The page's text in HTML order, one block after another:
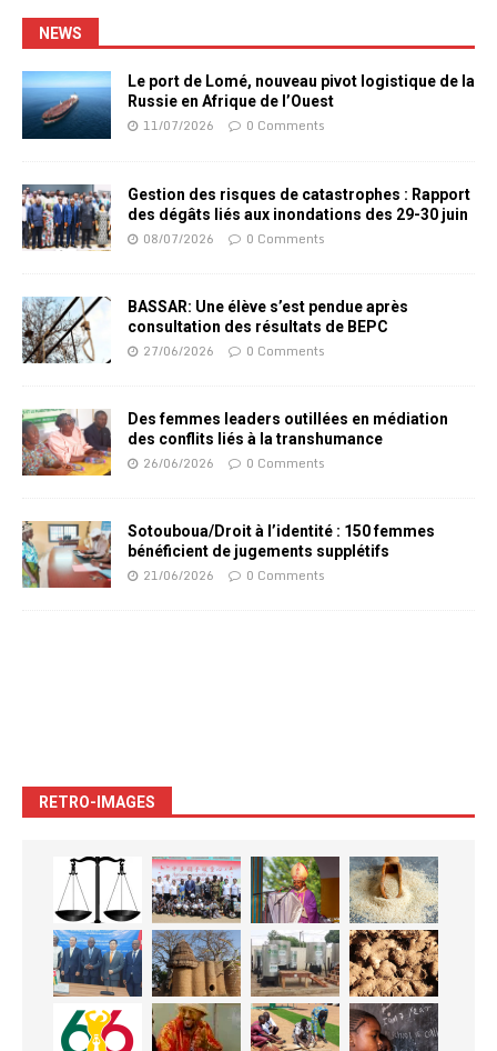
NEWS
Le port de Lomé, nouveau pivot logistique de la
Russie en Afrique de l’Ouest
11/07/2026 0 Comments
Gestion des risques de catastrophes : Rapport
des dégâts liés aux inondations des 29-30 juin
08/07/2026 0 Comments
BASSAR: Une élève s’est pendue après
consultation des résultats de BEPC
27/06/2026 0 Comments
Des femmes leaders outillées en médiation
des conflits liés à la transhumance
26/06/2026 0 Comments
Sotouboua/Droit à l’identité : 150 femmes
bénéficient de jugements supplétifs
21/06/2026 0 Comments
RETRO-IMAGES